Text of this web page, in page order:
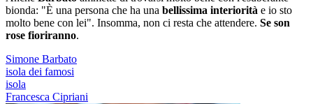
bionda: "È una persona che ha una bellissima interiorità e io sto
molto bene con lei". Insomma, non ci resta che attendere. Se son
rose fioriranno.
Simone Barbato
isola dei famosi
isola
Francesca Cipriani